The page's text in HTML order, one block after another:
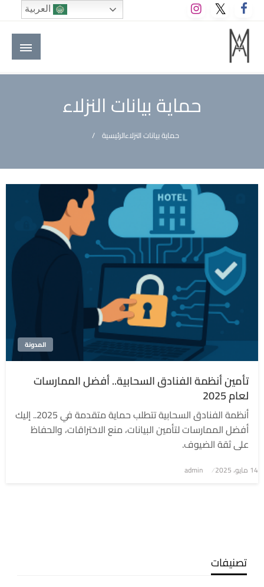
التخطي
إلى
المحتوى
M A hotels | إم ايه هوتيلز
الموقع الأول للعاملين في الفنادق في العالم العربي
حماية بيانات النزلاء
الرئيسيةحماية بيانات النزلاء
المدونة
تأمين أنظمة الفنادق السحابية.. أفضل الممارسات
لعام 2025
أنظمة الفنادق السحابية تتطلب حماية متقدمة في 2025.. إليك
أفضل الممارسات لتأمين البيانات، منع الاختراقات، والحفاظ
على ثقة الضيوف.
نُشر
14 مايو، 2025 admin
تصنيفات
العربية